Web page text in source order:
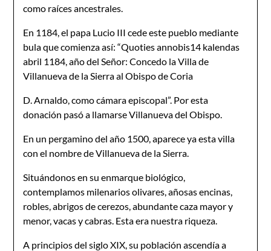
como raíces ancestrales.
En 1184, el papa Lucio III cede este pueblo mediante
bula que comienza así: “Quoties annobis14 kalendas
abril 1184, año del Señor: Concedo la Villa de
Villanueva de la Sierra al Obispo de Coria
D. Arnaldo, como cámara episcopal”. Por esta
donación pasó a llamarse Villanueva del Obispo.
En un pergamino del año 1500, aparece ya esta villa
con el nombre de Villanueva de la Sierra.
Situándonos en su enmarque biológico,
contemplamos milenarios olivares, añosas encinas,
robles, abrigos de cerezos, abundante caza mayor y
menor, vacas y cabras. Esta era nuestra riqueza.
A principios del siglo XIX, su población ascendía a